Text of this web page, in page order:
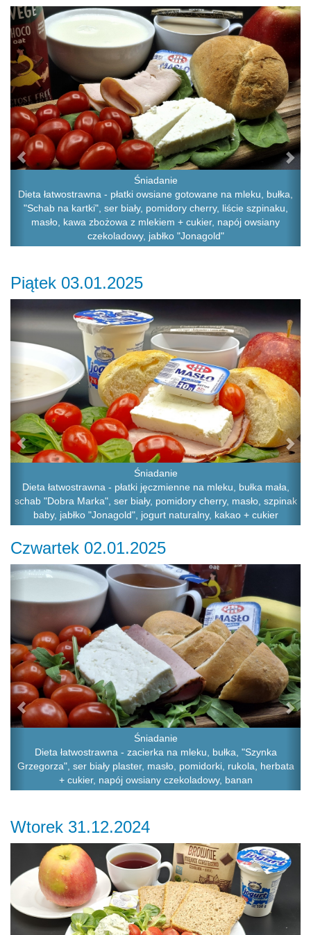
Śniadanie
Dieta łatwostrawna - płatki owsiane gotowane na mleku, bułka,
"Schab na kartki", ser biały, pomidory cherry, liście szpinaku,
masło, kawa zbożowa z mlekiem + cukier, napój owsiany
czekoladowy, jabłko "Jonagold"
Previous
Piątek 03.01.2025
Śniadanie
Dieta łatwostrawna - płatki jęczmienne na mleku, bułka mała,
schab "Dobra Marka", ser biały, pomidory cherry, masło, szpinak
baby, jabłko "Jonagold", jogurt naturalny, kakao + cukier
Previous
Czwartek 02.01.2025
Śniadanie
Dieta łatwostrawna - zacierka na mleku, bułka, "Szynka
Grzegorza", ser biały plaster, masło, pomidorki, rukola, herbata
+ cukier, napój owsiany czekoladowy, banan
Previous
Wtorek 31.12.2024